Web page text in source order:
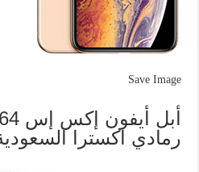
Save Image
رمادي اكسترا